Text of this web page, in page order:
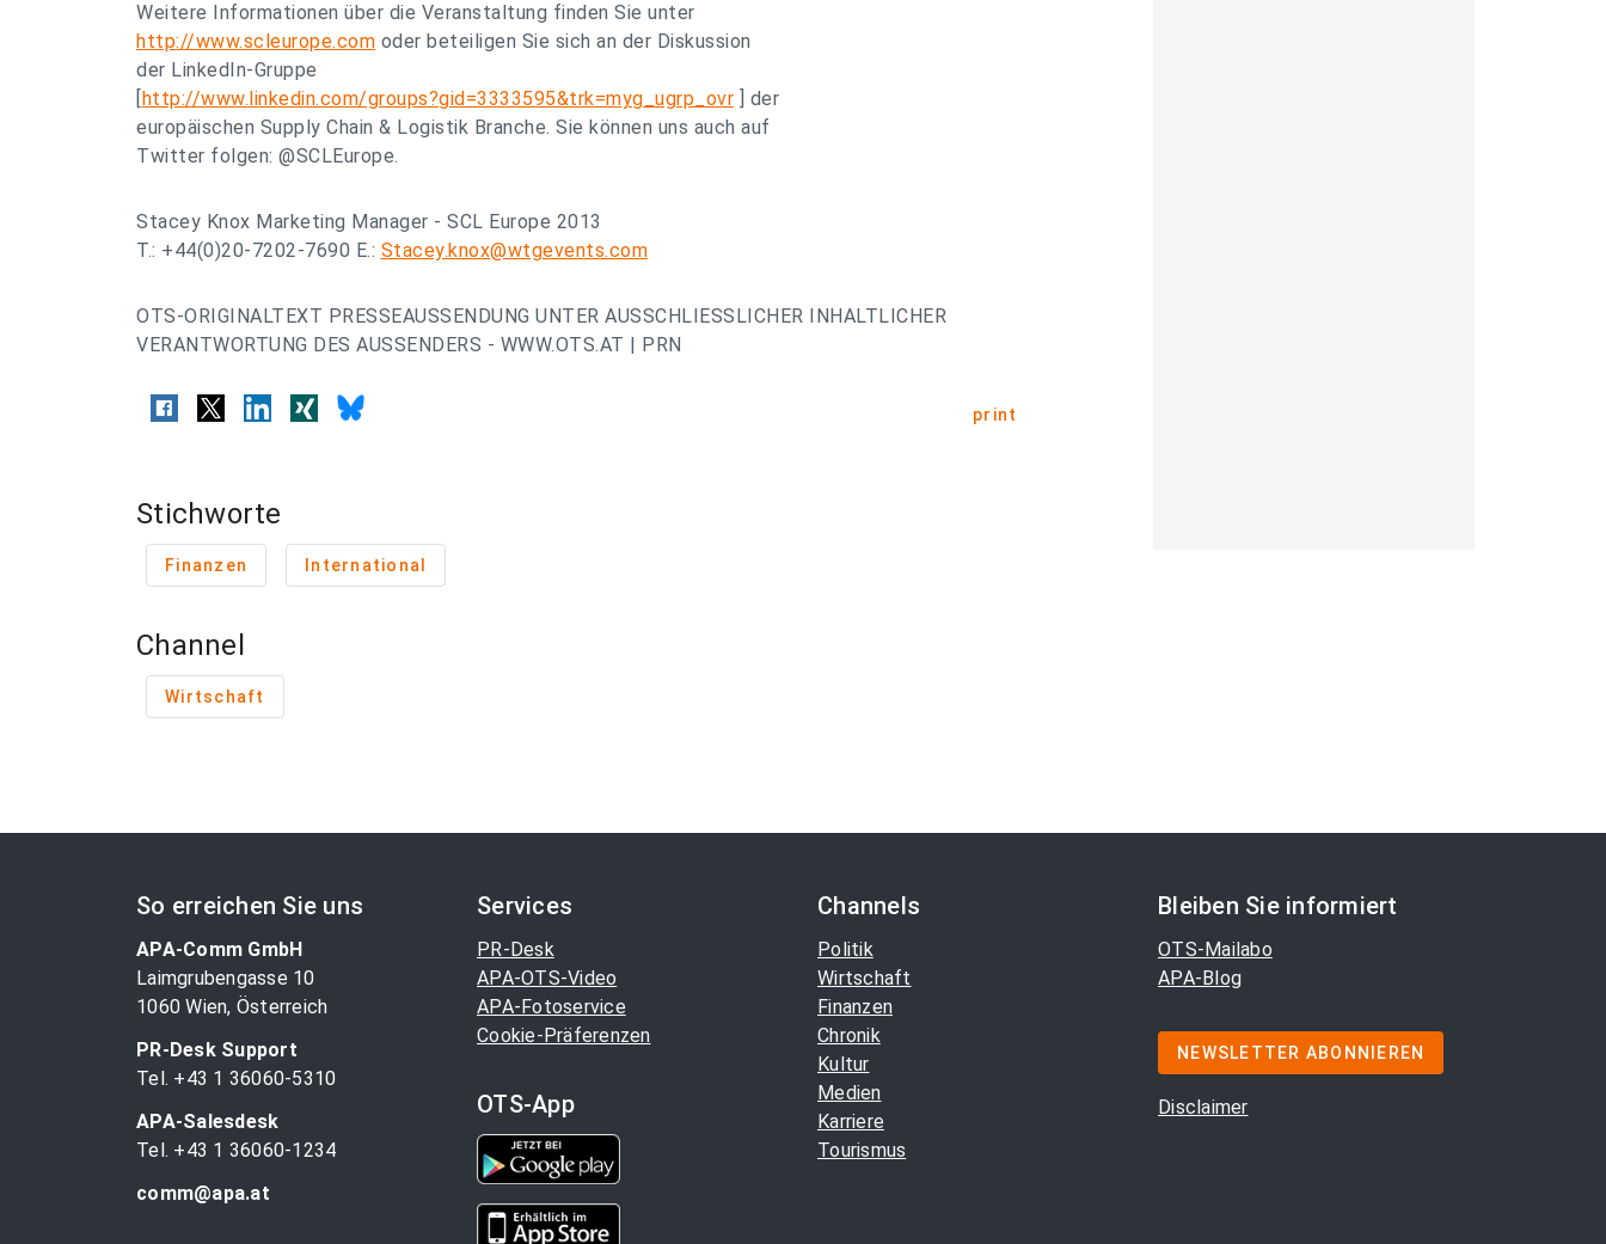
Weitere Informationen über die Veranstaltung finden Sie unter
http://www.scleurope.com oder beteiligen Sie sich an der Diskussion
der LinkedIn-Gruppe
[http://www.linkedin.com/groups?gid=3333595&trk=myg_ugrp_ovr ] der
europäischen Supply Chain & Logistik Branche. Sie können uns auch auf
Twitter folgen: @SCLEurope.
Stacey Knox Marketing Manager - SCL Europe 2013
T.: +44(0)20-7202-7690 E.: Stacey.knox@wtgevents.com
OTS-ORIGINALTEXT PRESSEAUSSENDUNG UNTER AUSSCHLIESSLICHER INHALTLICHER
VERANTWORTUNG DES AUSSENDERS - WWW.OTS.AT | PRN
print
Stichworte
Finanzen International
Channel
Wirtschaft
So erreichen Sie uns
APA-Comm GmbH
Laimgrubengasse 10
1060 Wien, Österreich
PR-Desk Support
Tel. +43 1 36060-5310
APA-Salesdesk
Tel. +43 1 36060-1234
comm@apa.at
Services
PR-Desk
APA-OTS-Video
APA-Fotoservice
Cookie-Präferenzen
OTS-App
Channels
Politik
Wirtschaft
Finanzen
Chronik
Kultur
Medien
Karriere
Tourismus
Bleiben Sie informiert
OTS-Mailabo
APA-Blog
NEWSLETTER ABONNIEREN
Disclaimer